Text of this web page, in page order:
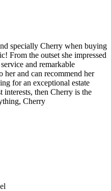
specially Cherry when buying
From the outset she impressed
and remarkable
her and can recommend her
for an exceptional estate
then Cherry is the
Cherry